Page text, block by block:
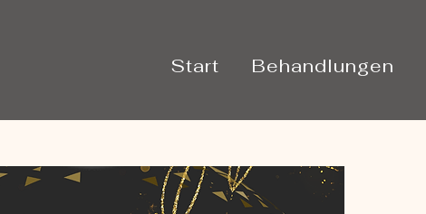
Start Behandlungen